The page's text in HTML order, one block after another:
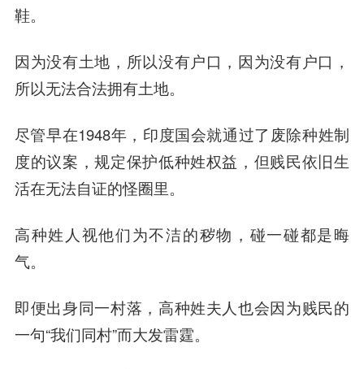
鞋。
因为没有土地，所以没有户口，因为没有户口，
所以无法合法拥有土地。
尽管早在1948年，印度国会就通过了废除种姓制
度的议案，规定保护低种姓权益，但贱民依旧生
活在无法自证的怪圈里。
高种姓人视他们为不洁的秽物，碰一碰都是晦
气。
即便出身同一村落，高种姓夫人也会因为贱民的
一句“我们同村”而大发雷霆。